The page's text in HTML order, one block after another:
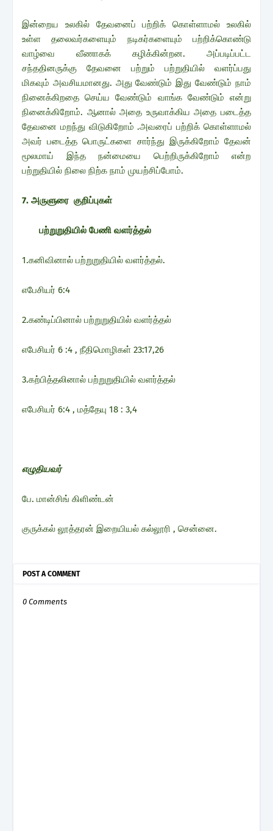
இன்றைய உலகில் தேவனைப் பற்றிக் கொள்ளாமல் உலகில்
உள்ள தலைவர்களையும் நடிகர்களையும் பற்றிக்கொண்டு
வாழ்வை வீணாகக் கழிக்கின்றன. அப்படிப்பட்ட
சந்ததினருக்கு தேவனை பற்றும் பற்றுதியில் வளர்ப்பது
மிகவும் அவசியமானது. அது வேண்டும் இது வேண்டும் நாம்
நினைக்கிறதை செய்ய வேண்டும் வாங்க வேண்டும் என்று
நினைக்கிறோம். ஆனால் அதை உருவாக்கிய அதை படைத்த
தேவனை மறந்து விடுகிறோம் .அவரைப் பற்றிக் கொள்ளாமல்
அவர் படைத்த பொருட்களை சார்ந்து இருக்கிறோம் தேவன்
மூலமாய் இந்த நன்மையை பெற்றிருக்கிறோம் என்ற
பற்றுதியில் நிலை நிற்க நாம் முயற்சிப்போம்.
7. அருளுரை குறிப்புகள்
பற்றுறுதியில் பேணி வளர்த்தல்
1.கனிவினால் பற்றுறுதியில் வளர்த்தல்.
எபேசியர் 6:4
2.கண்டிப்பினால் பற்றுறுதியில் வளர்த்தல்
எபேசியர் 6 :4 , நீதிமொழிகள் 23:17,26
3.கற்பித்தலினால் பற்றுறுதியில் வளர்த்தல்
எபேசியர் 6:4 , மத்தேயு 18 : 3,4
எழுதியவர்
பே. மான்சிங் கிளிண்டன்
குருக்கல் லூத்தரன் இறையியல் கல்லூரி , சென்னை.
POST A COMMENT
0 Comments